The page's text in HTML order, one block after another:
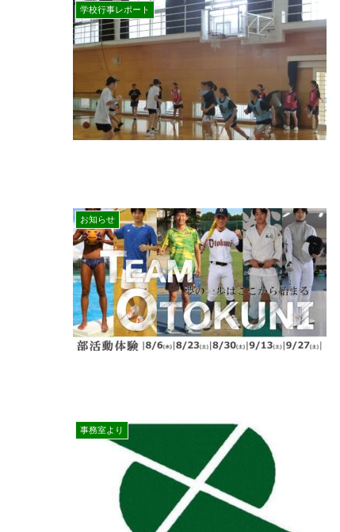
学校行事レポート
お知らせ
事務室より